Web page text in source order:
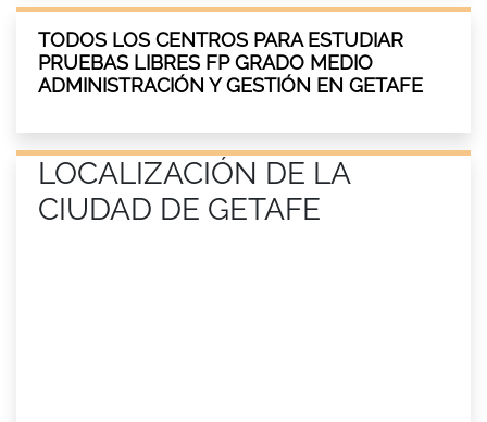
TODOS LOS CENTROS PARA ESTUDIAR
PRUEBAS LIBRES FP GRADO MEDIO
ADMINISTRACIÓN Y GESTIÓN EN GETAFE
LOCALIZACIÓN DE LA
CIUDAD DE GETAFE